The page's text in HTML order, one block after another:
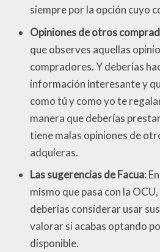
siempre por la opción cuyo
Opiniones de otros
que observes aquellas
compradores. Y deberías
información interesante y
como tú y como yo te
manera que deberías
tiene malas opiniones de
adquieras.
Las sugerencias de Facua:
mismo que pasa con la
deberías considerar usar
valorar si acabas optando
disponible.